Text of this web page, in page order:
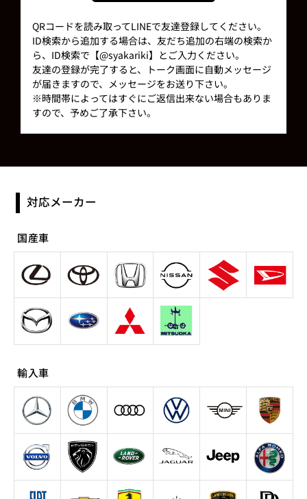
QRコードを読み取ってLINEで友達登録してください。
ID検索から追加する場合は、友だち追加の右端の検索か
ら、ID検索で【@syakariki】とご入力ください。
友達の登録が完了すると、トーク画面に自動メッセージ
が届きますので、メッセージをお送り下さい。
※時間帯によってはすぐにご返信出来ない場合もありま
すので、予めご了承下さい。
対応メーカー
国産車
輸入車